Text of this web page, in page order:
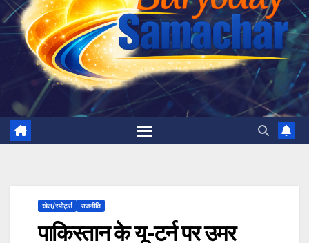
खेल/स्पोर्ट्स राजनीति
पाकिस्तान के यू-टर्न पर उमर